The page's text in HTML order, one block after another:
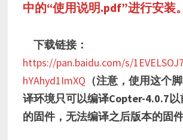
中的“使用说明.pdf”进行安装。
下载链接：
https://pan.baidu.com/s/
hYAhyd1ImXQ （注意，使用这个
译环境只可以编译Copter-4.0.7
的固件，无法编译之后版本的固件